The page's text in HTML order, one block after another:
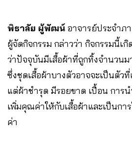
พิธาลัย ผู้พัฒน์ อาจารย์ประจำภ
ผู้จัดกิจกรรม กล่าวว่า กิจกรรมนี้เ
ว่าปัจจุบันมีเสื้อผ้าที่ถูกทิ้งจำนวน
ซึ่งชุดเสื้อผ้าบางตัวอาจจะเป็นตัว
แต่ผ้าชำรุด มีรอยขาด เปื้อน การ
เพิ่มคุณค่าให้กับเสื้อผ้าและเป็นกา
ค่า